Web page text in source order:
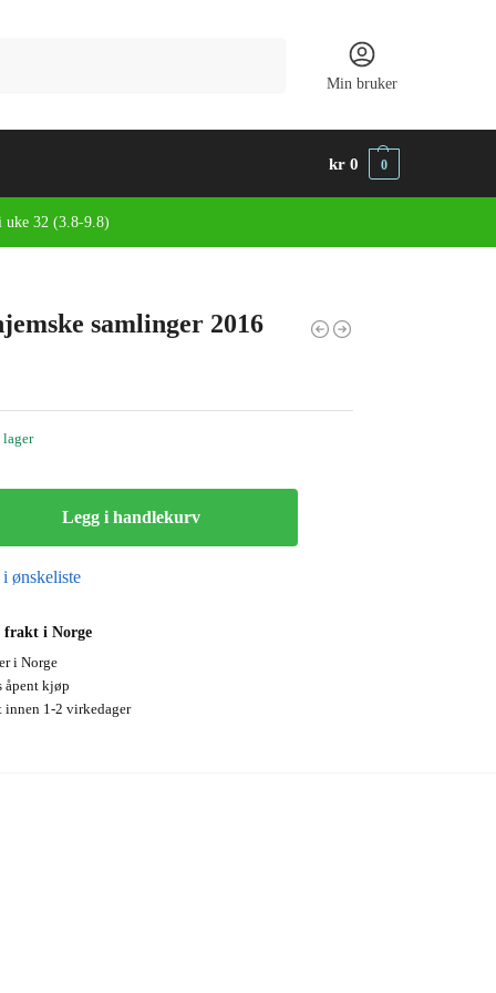
Min bruker
kr 0 0
uke 32 (3.8-9.8)
samlinger 2016
lager
Legg i handlekurv
ønskeliste
frakt i Norge
i Norge
åpent kjøp
innen 1-2 virkedager